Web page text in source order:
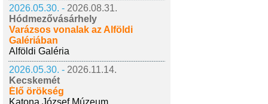
2026.05.30. - 2026.08.31.
Hódmezővásárhely
Varázsos vonalak az Alföldi
Galériában
Alföldi Galéria
2026.05.30. - 2026.11.14.
Kecskemét
Élő örökség
Katona József Múzeum